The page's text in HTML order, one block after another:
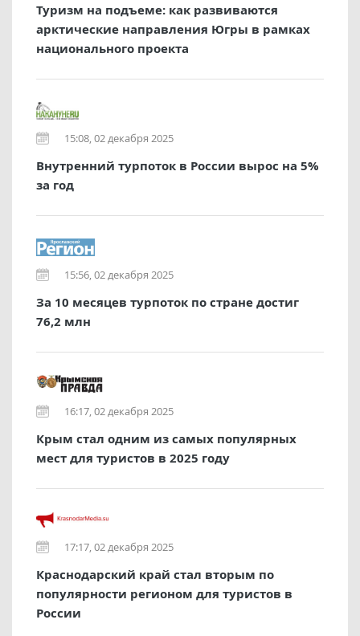
Туризм на подъеме: как развиваются
арктические направления Югры в рамках
национального проекта
15:08, 02 декабря 2025
Внутренний турпоток в России вырос на 5%
за год
15:56, 02 декабря 2025
За 10 месяцев турпоток по стране достиг
76,2 млн
16:17, 02 декабря 2025
Крым стал одним из самых популярных
мест для туристов в 2025 году
17:17, 02 декабря 2025
Краснодарский край стал вторым по
популярности регионом для туристов в
России